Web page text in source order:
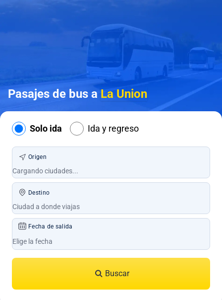
Pasajes de bus aLa Union
Solo ida Ida y regreso
Origen
Destino
Fecha de salida
Buscar